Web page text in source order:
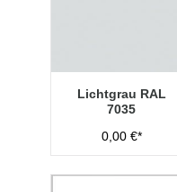
Lichtgrau RAL
7035
0,00 €*